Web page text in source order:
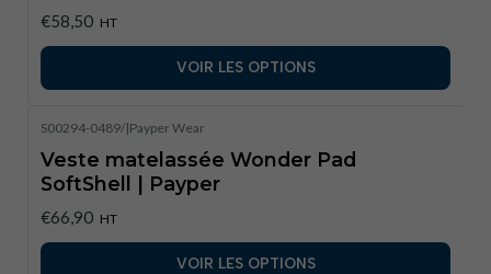
€58,50 HT
VOIR LES OPTIONS
S00294-0489/|Payper Wear
Veste matelassée Wonder Pad
SoftShell | Payper
€66,90 HT
VOIR LES OPTIONS